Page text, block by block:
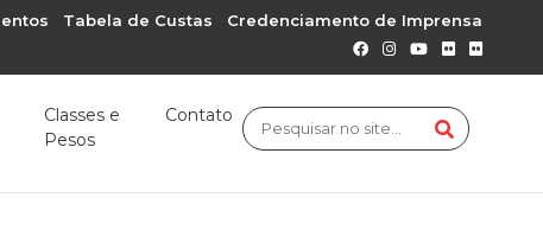
Tabela de Custas Credenciamento de Imprensa
Classes e
Pesos
Contato